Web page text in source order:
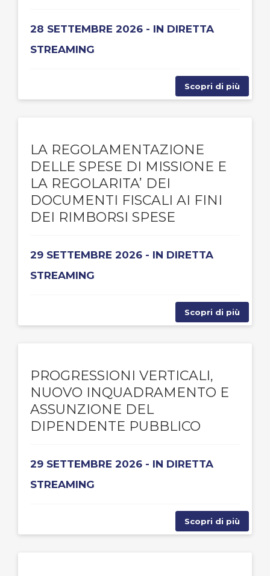
28 SETTEMBRE 2026 - IN DIRETTA
STREAMING
Scopri di più
LA REGOLAMENTAZIONE
DELLE SPESE DI MISSIONE E
LA REGOLARITA’ DEI
DOCUMENTI FISCALI AI FINI
DEI RIMBORSI SPESE
29 SETTEMBRE 2026 - IN DIRETTA
STREAMING
Scopri di più
PROGRESSIONI VERTICALI,
NUOVO INQUADRAMENTO E
ASSUNZIONE DEL
DIPENDENTE PUBBLICO
29 SETTEMBRE 2026 - IN DIRETTA
STREAMING
Scopri di più